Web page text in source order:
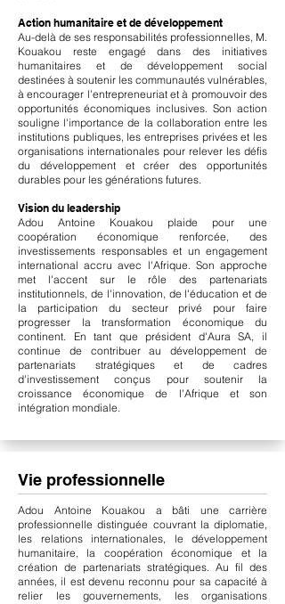
Action humanitaire et de développement
Au-delà de ses responsabilités professionnelles, M.
Kouakou reste engagé dans des initiatives
humanitaires et de développement social
destinées à soutenir les communautés vulnérables,
à encourager l'entrepreneuriat et à promouvoir des
opportunités économiques inclusives. Son action
souligne l'importance de la collaboration entre les
institutions publiques, les entreprises privées et les
organisations internationales pour relever les défis
du développement et créer des opportunités
durables pour les générations futures.
Vision du leadership
Adou Antoine Kouakou plaide pour une
coopération économique renforcée, des
investissements responsables et un engagement
international accru avec l'Afrique. Son approche
met l'accent sur le rôle des partenariats
institutionnels, de l'innovation, de l'éducation et de
la participation du secteur privé pour faire
progresser la transformation économique du
continent. En tant que président d'Aura SA, il
continue de contribuer au développement de
partenariats stratégiques et de cadres
d'investissement conçus pour soutenir la
croissance économique de l'Afrique et son
intégration mondiale.
Vie professionnelle
Adou Antoine Kouakou a bâti une carrière
professionnelle distinguée couvrant la diplomatie,
les relations internationales, le développement
humanitaire, la coopération économique et la
création de partenariats stratégiques. Au fil des
années, il est devenu reconnu pour sa capacité à
relier les gouvernements, les organisations